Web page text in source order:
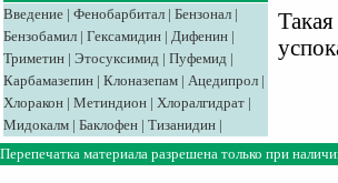
Введение | Фенобарбитал | Бензонал |
Бензобамил | Гексамидин | Дифенин |
Триметин | Этосуксимид | Пуфемид |
Карбамазепин | Клоназепам | Ацедипрол |
Хлоракон | Метиндион | Хлоралгидрат |
Мидокалм | Баклофен | Тизанидин |
Перепечатка материала разрешена только при